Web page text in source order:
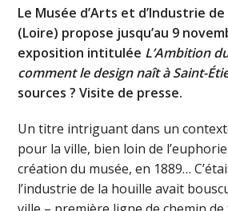
Le Musée d’Arts et d’Industrie
(Loire) propose jusqu’au 9
exposition intitulée L’Ambition
comment le design naît à Saint-
sources ? Visite de presse.
Un titre intriguant dans un
pour la ville, bien loin de
création du musée, en 1889…
l’industrie de la houille avait